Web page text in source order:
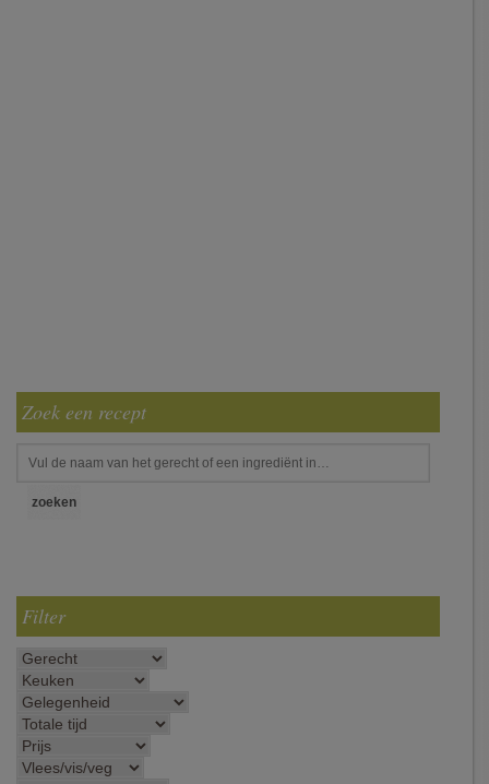
Zoek een recept
Filter